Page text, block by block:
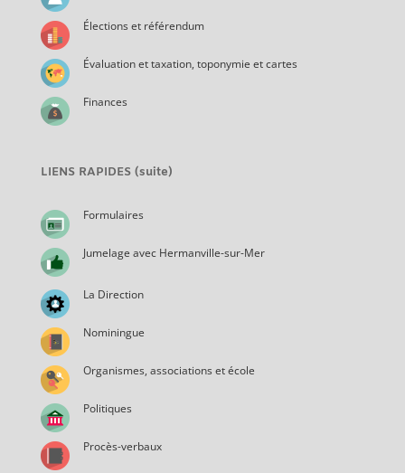
Élections et référendum
Évaluation et taxation, toponymie et cartes
Finances
LIENS RAPIDES (suite)
Formulaires
Jumelage avec Hermanville-sur-Mer
La Direction
Nominingue
Organismes, associations et école
Politiques
Procès-verbaux